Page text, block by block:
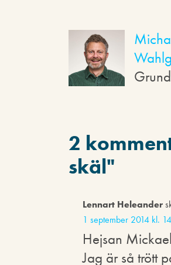
2
skäl"
Lennart Heleander
1 september 2014 kl.
Hejsan
Jag är så trött